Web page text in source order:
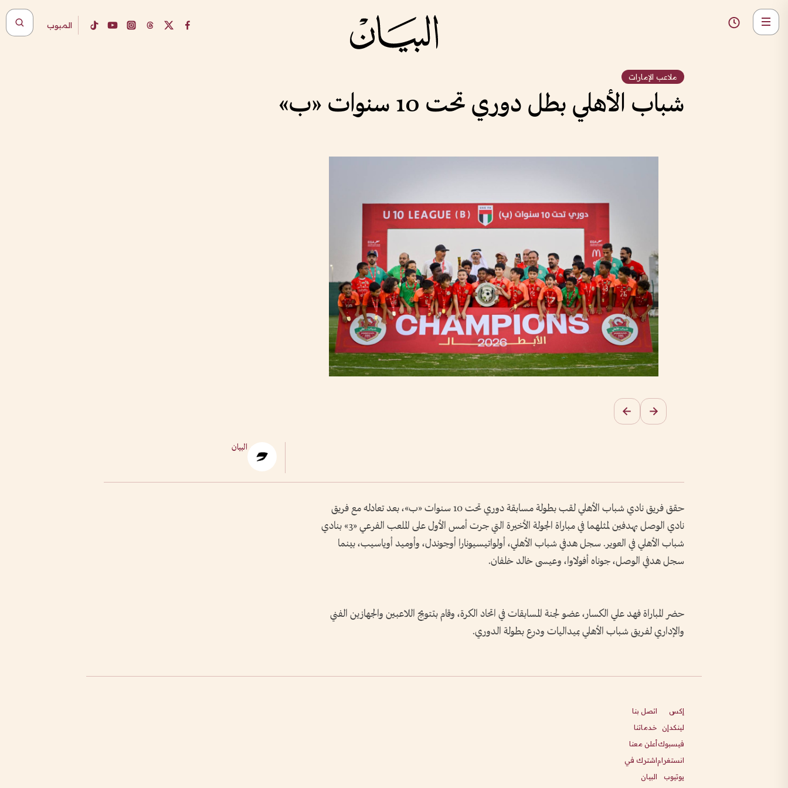
المبوب
ملاعب الإمارات
شباب الأهلي بطل دوري تحت 10 سنوات «ب»
البيان
حقق فريق نادي شباب الأهلي لقب بطولة مسابقة دوري تحت 10 سنوات «ب»، بعد تعادله مع فريق
نادي الوصل بهدفين لمثلهما في مباراة الجولة الأخيرة التي جرت أمس الأول على الملعب الفرعي «3» بنادي
شباب الأهلي في العوير. سجل هدفي شباب الأهلي، أولواتيسيونارا أوجوندل، وأوميد أوياسيب، بينما
سجل هدفي الوصل، جوناه أفولاوا، وعيسى خالد خلفان.
حضر المباراة فهد علي الكسار، عضو لجنة المسابقات في اتحاد الكرة، وقام بتتويج اللاعبين والجهازين الفني
والإداري لفريق شباب الأهلي بميداليات ودرع بطولة الدوري.
إكس
لينكدإن
فيسبوك
انستغرام
يوتيوب
اتصل بنا
خدماتنا
أعلن معنا
اشترك في
البيان